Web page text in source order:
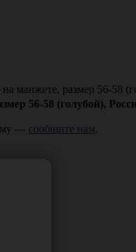
манжете, размер 56-58
56-58 (голубой),
— сообщите нам.